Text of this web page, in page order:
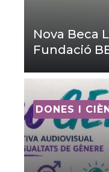
Nova Beca
Fundació
DONES I